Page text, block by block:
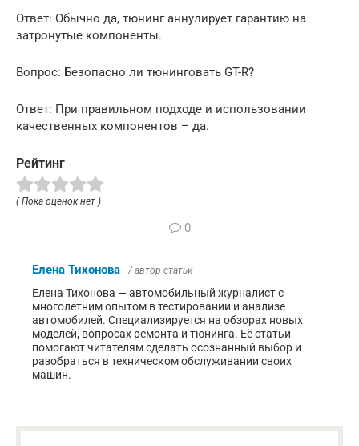
Ответ: Обычно да, тюнинг аннулирует гарантию на
затронутые компоненты.
Вопрос: Безопасно ли тюнинговать GT-R?
Ответ: При правильном подходе и использовании
качественных компонентов – да.
Рейтинг
( Пока оценок нет )
0
Елена Тихонова / автор статьи
Елена Тихонова — автомобильный журналист с
многолетним опытом в тестировании и анализе
автомобилей. Специализируется на обзорах новых
моделей, вопросах ремонта и тюнинга. Её статьи
помогают читателям сделать осознанный выбор и
разобраться в техническом обслуживании своих
машин.